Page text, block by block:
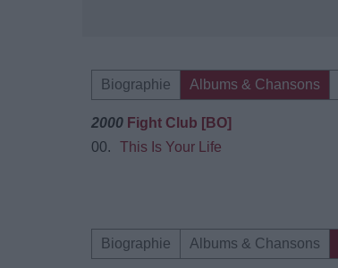
Biographie Albums & Chansons
2000 Fight Club [BO]
00.
This Is Your Life
Biographie Albums & Chansons